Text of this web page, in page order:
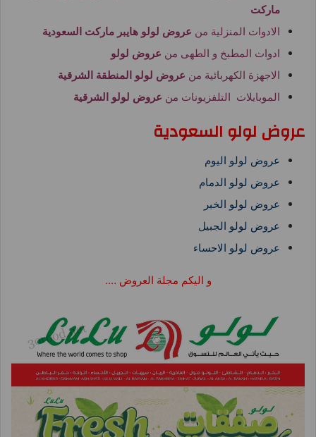
ماركت
الادوات المنزلية من عروض لولو هايبر ماركت السعودية
ادوات المطبخ و الطهى من عروض لولو
الاجهزة الكهربائية من عروض لولو المنطقة الشرقية
الموبايلات التلفزيونات من عروض لولو الشرقية
عروض لولو السعودية
عروض لولو اليوم
عروض لولو الدمام
عروض لولو الخبر
عروض لولو الجبيل
عروض لولو الاحساء
و اليكم مجلة العروض ….